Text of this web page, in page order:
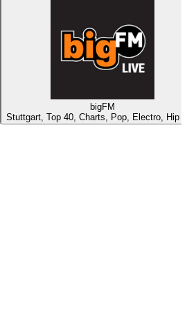
bigFM
Stuttgart, Top 40, Charts, Pop, Electro, Hip